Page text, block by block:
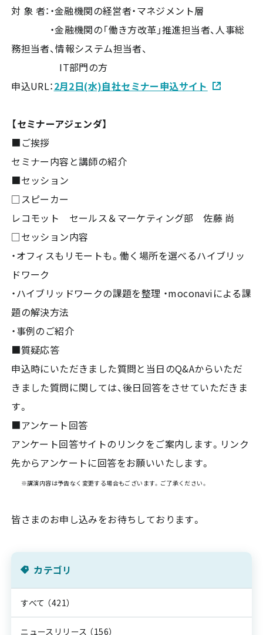
対 象 者：・金融機関の経営者・マネジメント層
・金融機関の「働き方改革」推進担当者、人事総
務担当者、情報システム担当者、
IT部門の方
申込URL：2月2日(水)自社セミナー申込サイト
【セミナーアジェンダ】
■ご挨拶
セミナー内容と講師の紹介
■セッション
□スピーカー
レコモット セールス＆マーケティング部 佐藤 尚
□セッション内容
・オフィスもリモートも。働く場所を選べるハイブリッ
ドワーク
・ハイブリッドワークの課題を整理 ・moconaviによる課
題の解決方法
・事例のご紹介
■質疑応答
申込時にいただきました質問と当日のQ&Aからいただ
きました質問に関しては、後日回答をさせていただきま
す。
■アンケート回答
アンケート回答サイトのリンクをご案内します。リンク
先からアンケートに回答をお願いいたします。
※講演内容は予告なく変更する場合もございます。ご了承ください。
皆さまのお申し込みをお待ちしております。
カテゴリ
すべて （421）
ニュースリリース （156）